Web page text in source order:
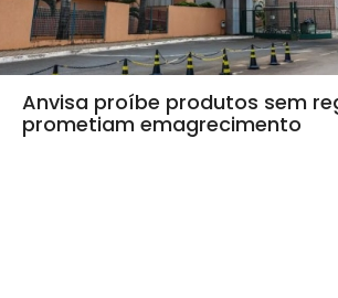
Anvisa proíbe produtos sem
prometiam emagrecimento